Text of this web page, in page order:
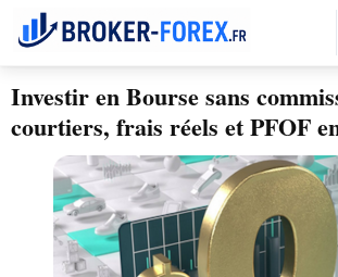
Investir en Bourse sans
courtiers, frais réels et PFOF